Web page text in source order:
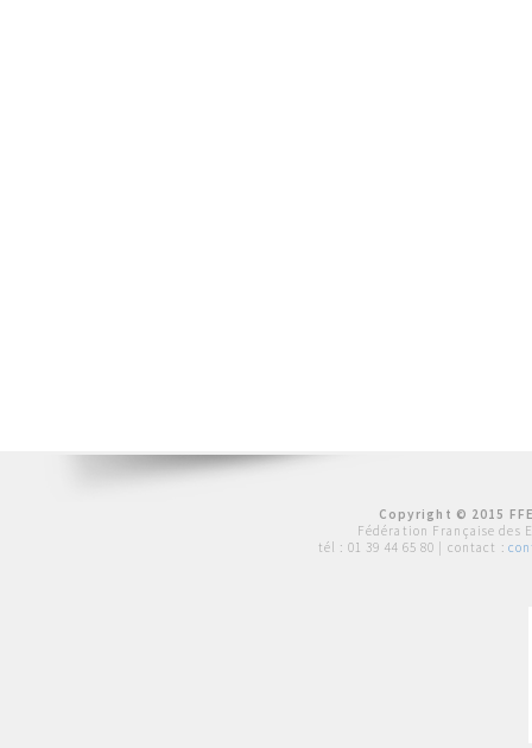
Copyright © 2015
Fédération Française des
tél : 01 39 44 65 80 | contact :